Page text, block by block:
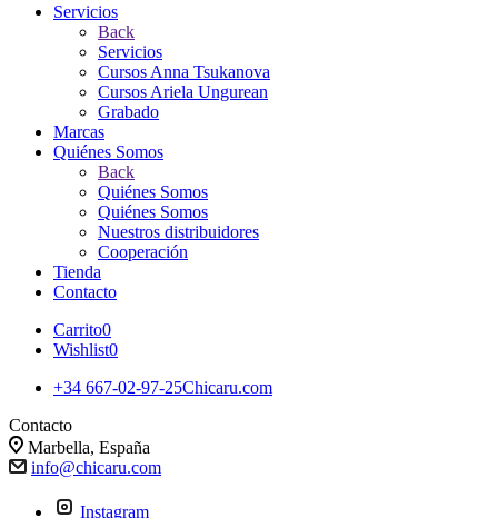
Servicios
Back
Servicios
Cursos Anna Tsukanova
Cursos Ariela Ungurean
Grabado
Marcas
Quiénes Somos
Back
Quiénes Somos
Quiénes Somos
Nuestros distribuidores
Cooperación
Tienda
Contacto
Carrito0
Wishlist0
+34 667-02-97-25Chicaru.com
Contacto
Marbella, España
info@chicaru.com
Instagram